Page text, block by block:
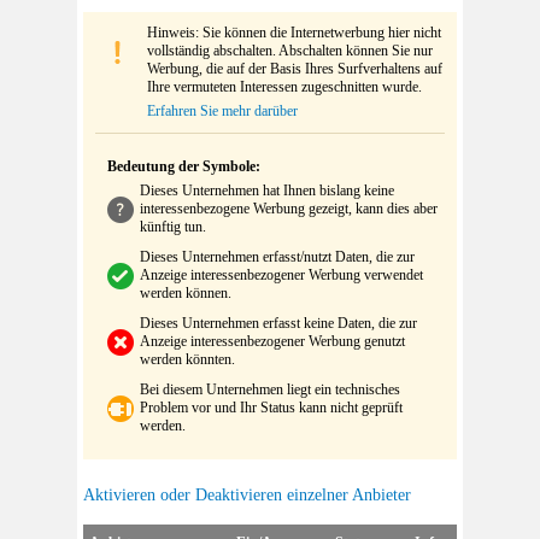
Hinweis: Sie können die Internetwerbung hier nicht
vollständig abschalten. Abschalten können Sie nur
Werbung, die auf der Basis Ihres Surfverhaltens auf
Ihre vermuteten Interessen zugeschnitten wurde.
Erfahren Sie mehr darüber
Bedeutung der Symbole:
Dieses Unternehmen hat Ihnen bislang keine
interessenbezogene Werbung gezeigt, kann dies aber
künftig tun.
Dieses Unternehmen erfasst/nutzt Daten, die zur
Anzeige interessenbezogener Werbung verwendet
werden können.
Dieses Unternehmen erfasst keine Daten, die zur
Anzeige interessenbezogener Werbung genutzt
werden könnten.
Bei diesem Unternehmen liegt ein technisches
Problem vor und Ihr Status kann nicht geprüft
werden.